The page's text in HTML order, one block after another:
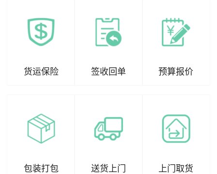
货运保险 签收回单 预算报价
包装打包 送货上门 上门取货